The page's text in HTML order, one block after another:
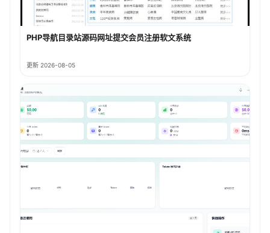
PHP导航目录站源码网址提交会员注册软文系统
更新 2026-08-05